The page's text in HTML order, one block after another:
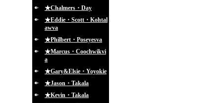
★Chalmers・Day
★Eddie・Scott・Kohtal
awva
★Philbert・Poseyesva
★Marcus・Coochwikvi
a
★Gary&Elsie・Yoyokie
★Jason・Takala
★Kevin・Takala